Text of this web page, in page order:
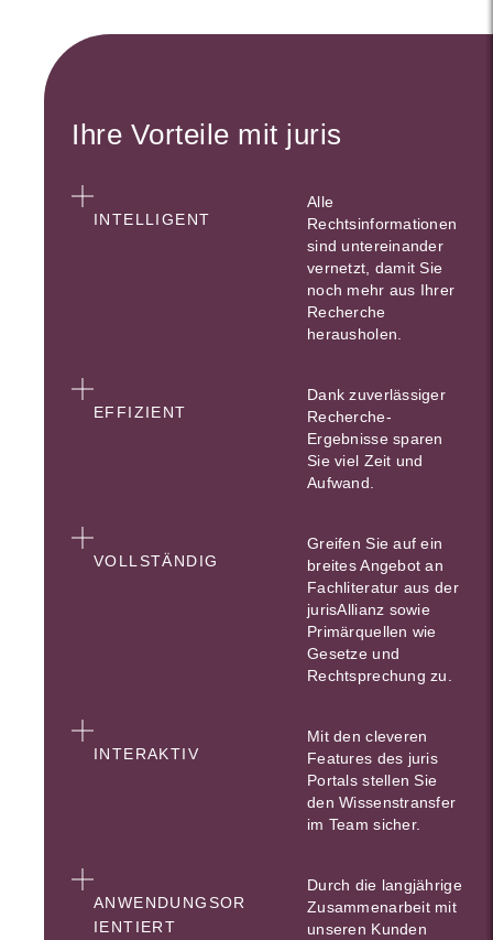
Ihre Vorteile mit juris
INTELLIGENT
Alle
Rechtsinformationen
sind untereinander
vernetzt, damit Sie
noch mehr aus Ihrer
Recherche
herausholen.
EFFIZIENT
Dank zuverlässiger
Recherche-
Ergebnisse sparen
Sie viel Zeit und
Aufwand.
VOLLSTÄNDIG
Greifen Sie auf ein
breites Angebot an
Fachliteratur aus der
jurisAllianz sowie
Primärquellen wie
Gesetze und
Rechtsprechung zu.
INTERAKTIV
Mit den cleveren
Features des juris
Portals stellen Sie
den Wissenstransfer
im Team sicher.
ANWENDUNGSOR
IENTIERT
Durch die langjährige
Zusammenarbeit mit
unseren Kunden